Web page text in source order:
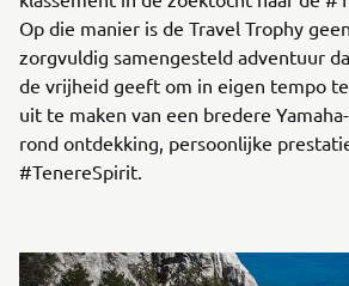
Op die manier is de Travel Trophy
zorgvuldig samengesteld adventuur
de vrijheid geeft om in eigen tempo
uit te maken van een bredere
rond ontdekking, persoonlijke
#TenereSpirit.